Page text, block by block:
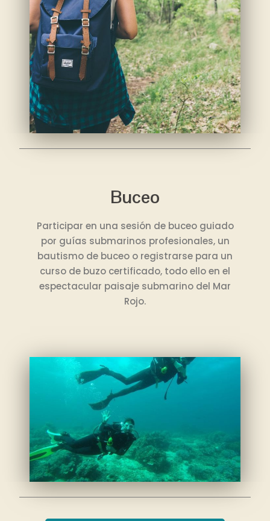
Buceo
Participar en una sesión de buceo guiado
por guías submarinos profesionales, un
bautismo de buceo o registrarse para un
curso de buzo certificado, todo ello en el
espectacular paisaje submarino del Mar
Rojo.